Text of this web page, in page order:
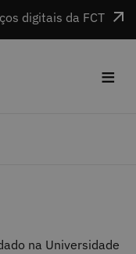
digitais da FCT
≡
na Universidade